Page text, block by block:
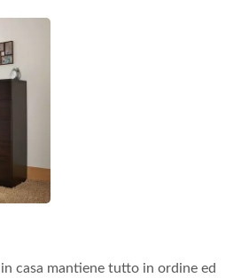
casa mantiene tutto in ordine ed